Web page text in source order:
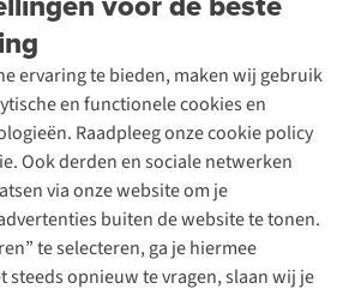
ervaring te bieden, maken wij gebruik
en functionele cookies en
Raadpleeg onze cookie policy
Ook derden en sociale netwerken
via onze website om je
buiten de website te tonen.
te selecteren, ga je hiermee
steeds opnieuw te vragen, slaan wij je
nieuwsbrief
Follow us